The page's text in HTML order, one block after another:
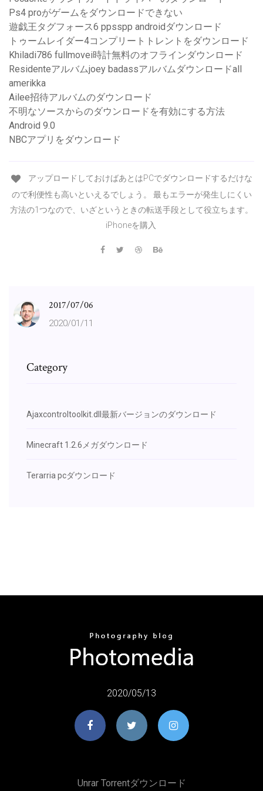
Ps4 proがゲームをダウンロードできない
遊戯王タグフォース6 ppsspp androidダウンロード
トゥームレイダー4コンプリートトレントをダウンロード
Khiladi786 fullmovei時計無料のオフラインダウンロード
Residenteアルバムjoey badassアルバムダウンロードall
amerikka
Ailee招待アルバムのダウンロード
不明なソースからのダウンロードを有効にする方法
Android 9.0
NBCアプリをダウンロード
アップロードしておけばあとはPCでダウンロードするだけな
ので利便性も高いといえるでしょう。 最もエラーが発生しにくい
方法の1つなので、いざというときの転送手段として役立ちます。
iPhoneを購入
2017/07/06
2020/01/11
Category
Ajaxcontroltoolkit.dll最新バージョンのダウンロード
Minecraft 1.2.6メガダウンロード
Terarria pcダウンロード
2020/05/13
Unrar Torrentダウンロード